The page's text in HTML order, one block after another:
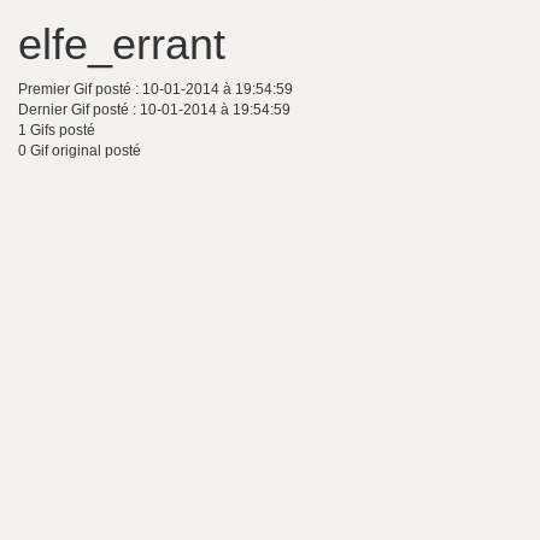
elfe_errant
Premier Gif posté : 10-01-2014 à 19:54:59
Dernier Gif posté : 10-01-2014 à 19:54:59
1 Gifs posté
0 Gif original posté